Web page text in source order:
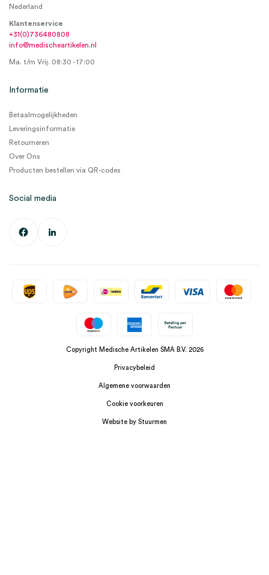
Nederland
Klantenservice
+31(0)736480808
info@medischeartikelen.nl
Ma. t/m Vrij. 08:30 - 17:00
Informatie
Betaalmogelijkheden
Leveringsinformatie
Retourneren
Over Ons
Producten bestellen via QR-codes
Social media
Copyright Medische Artikelen SMA B.V. 2026
Privacybeleid
Algemene voorwaarden
Cookie voorkeuren
Website by Stuurmen